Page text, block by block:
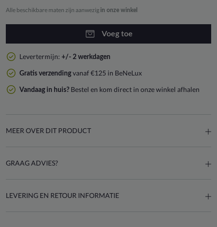
Alle beschikbare maten zijn aanwezig in onze winkel
Voeg toe
Levertermijn: +/- 2 werkdagen
Gratis verzending vanaf €125 in BeNeLux
Vandaag in huis? Bestel en kom direct in onze winkel afhalen
MEER OVER DIT PRODUCT
GRAAG ADVIES?
LEVERING EN RETOUR INFORMATIE